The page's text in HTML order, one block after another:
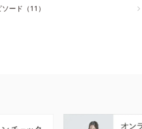
ード（11）